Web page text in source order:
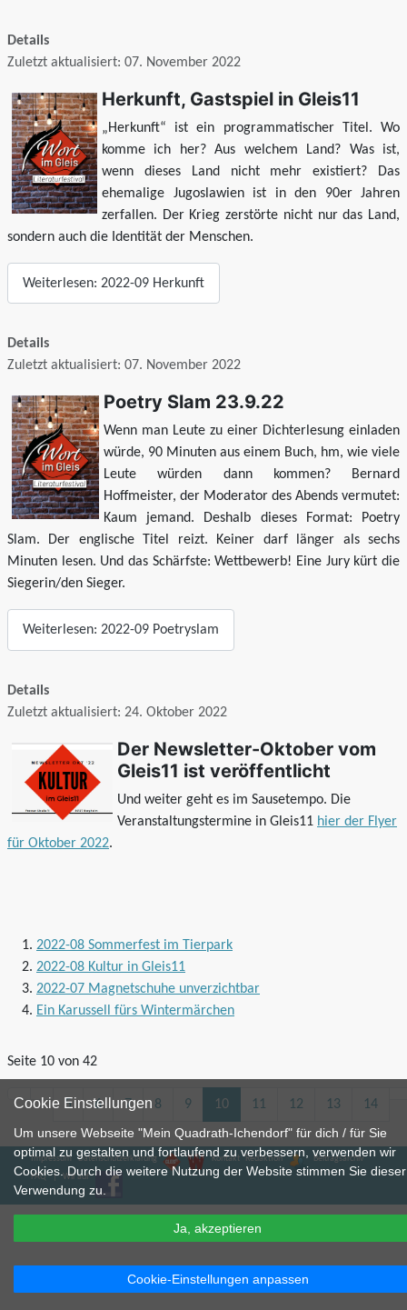
Details
Zuletzt aktualisiert: 07. November 2022
Herkunft, Gastspiel in Gleis11
„Herkunft“ ist ein programmatischer Titel. Wo
komme ich her? Aus welchem Land? Was ist,
wenn dieses Land nicht mehr existiert? Das
ehemalige Jugoslawien ist in den 90er Jahren
zerfallen. Der Krieg zerstörte nicht nur das Land,
sondern auch die Identität der Menschen.
Weiterlesen: 2022-09 Herkunft
Details
Zuletzt aktualisiert: 07. November 2022
Poetry Slam 23.9.22
Wenn man Leute zu einer Dichterlesung einladen
würde, 90 Minuten aus einem Buch, hm, wie viele
Leute würden dann kommen? Bernard
Hoffmeister, der Moderator des Abends vermutet:
Kaum jemand. Deshalb dieses Format: Poetry
Slam. Der englische Titel reizt. Keiner darf länger als sechs
Minuten lesen. Und das Schärfste: Wettbewerb! Eine Jury kürt die
Siegerin/den Sieger.
Weiterlesen: 2022-09 Poetryslam
Details
Zuletzt aktualisiert: 24. Oktober 2022
Der Newsletter-Oktober vom
Gleis11 ist veröffentlicht
Und weiter geht es im Sausetempo. Die
Veranstaltungstermine in Gleis11 hier der Flyer
für Oktober 2022.
2022-08 Sommerfest im Tierpark
2022-08 Kultur in Gleis11
2022-07 Magnetschuhe unverzichtbar
Ein Karussell fürs Wintermärchen
Seite 10 von 42
5 6 7 8 9 10 11 12 13 14
Impressum Datenschutzerklärung Gleis11Wintermärchen
Kontakt Redaktion Benutzer
Beitragsarchiv
FAQ | Wir auf Wir bei Facebook
Wir bei Instagram
Cookie Einstellungen
Um unsere Webseite "Mein Quadrath-Ichendorf" für dich / für Sie
optimal zu gestalten und fortlaufend zu verbessern, verwenden wir
Cookies. Durch die weitere Nutzung der Website stimmen Sie dieser
Verwendung zu.
Ja, akzeptieren
Cookie-Einstellungen anpassen